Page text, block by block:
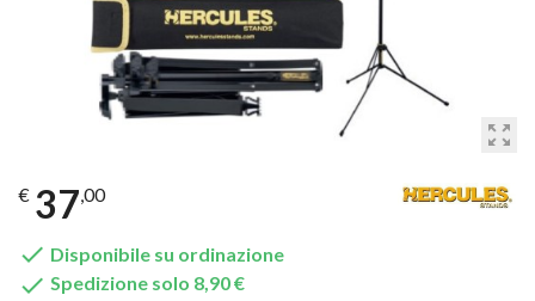
zoom_out_map
€ 37,00
 Disponibile su ordinazione
 Spedizione solo 8,90 €